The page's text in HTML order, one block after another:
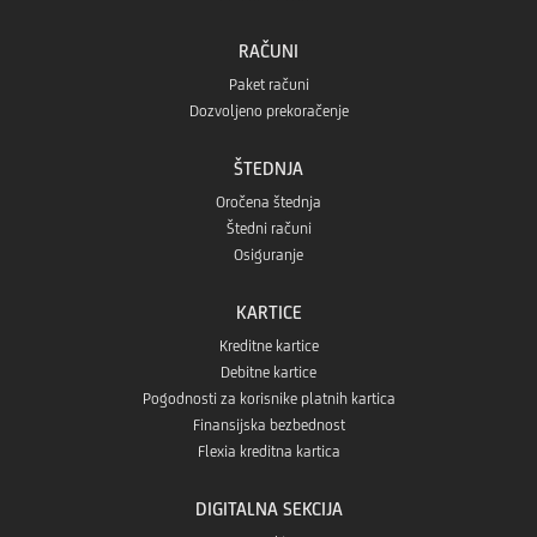
RAČUNI
Paket računi
Dozvoljeno prekoračenje
ŠTEDNJA
Oročena štednja
Štedni računi
Osiguranje
KARTICE
Kreditne kartice
Debitne kartice
Pogodnosti za korisnike platnih kartica
Finansijska bezbednost
Flexia kreditna kartica
DIGITALNA SEKCIJA